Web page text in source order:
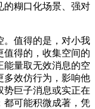
的糊口化场景、强对
值得的是，对小我
值得的，收集空间的
能量取无效消息的空
多效仿行为，影响他
势巨子消息或实正在
都可能积微成著，凭